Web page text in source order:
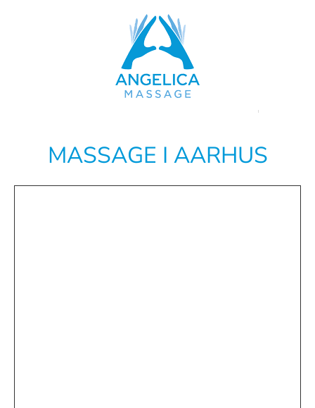
MASSAGE I AARHUS